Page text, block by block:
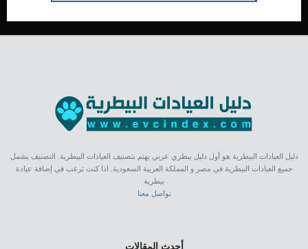
دليل العيادات البيطرية هو أول دليل بيطري عربي يهتم بتصنيف العيادات البيطرية. التصنيف يشمل
جميع العيادات البيطرية في مصر و المملكة العربية السعودية. اذا كنت ترغب في إضافة عيادة
بيطرية
تواصل معنا
أحدث المقالات